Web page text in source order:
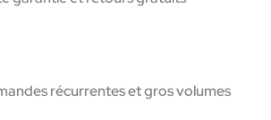
récurrentes et gros volumes